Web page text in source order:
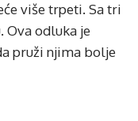
više trpeti. Sa tri
Ova odluka je
pruži njima bolje